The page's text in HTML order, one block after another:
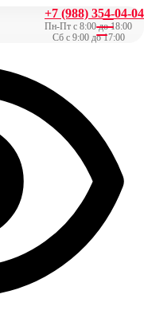
+7 (988) 354-04-04
Пн-Пт с 8:00 до 18:00
Сб с 9:00 до 17:00
машину в акции